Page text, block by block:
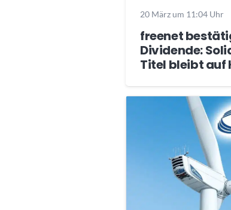
20 März um 11:04 Uhr
freenet
Dividende:
Titel bleibt auf